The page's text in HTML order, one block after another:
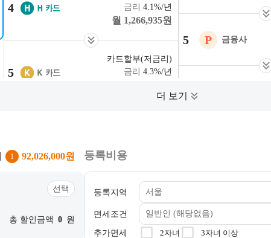
4.1%/년
1,266,935원
4
카드할부(저금리)
4.3%/년
5
1,273,847
저금리 오토할부
4.7%/년
1,282,044원
P 금융사
5
6
1 92,026,000원
총 할인금액 0 원
선택
등록비용
등록지역
면세조건
추가면세 2자녀
3자녀 이상